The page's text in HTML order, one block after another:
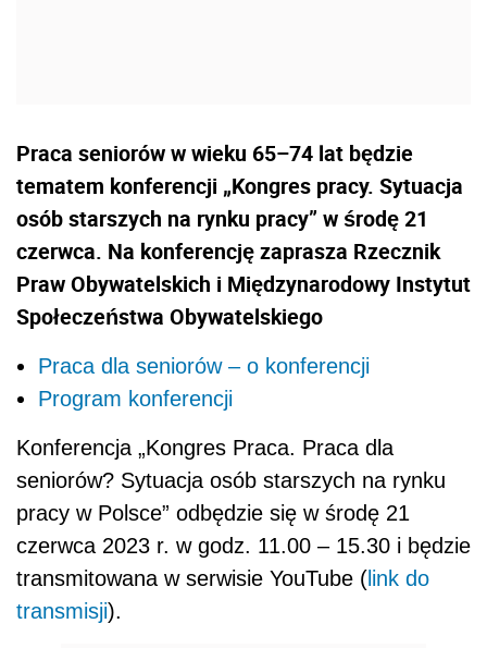
Praca seniorów w wieku 65–74 lat będzie
tematem konferencji „Kongres pracy. Sytuacja
osób starszych na rynku pracy” w środę 21
czerwca. Na konferencję zaprasza Rzecznik
Praw Obywatelskich i Międzynarodowy Instytut
Społeczeństwa Obywatelskiego
Praca dla seniorów – o konferencji
Program konferencji
Konferencja „Kongres Praca. Praca dla
seniorów? Sytuacja osób starszych na rynku
pracy w Polsce” odbędzie się w środę 21
czerwca 2023 r. w godz. 11.00 – 15.30 i będzie
transmitowana w serwisie YouTube ( link do
transmisji).